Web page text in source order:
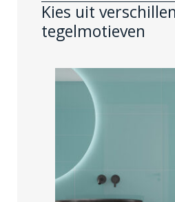
x
15
Kies uit
tegelmotieven